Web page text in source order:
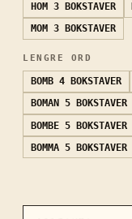
HOM 3 BOKSTAVER
MOM 3 BOKSTAVER
LENGRE ORD
BOMB 4 BOKSTAVER
BOMAN
5 BOKSTAVER
BOMBE 5 BOKSTAVER
BOMMA 5 BOKSTAVER